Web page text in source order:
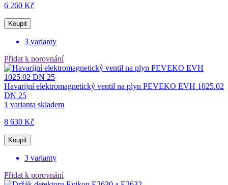
6 260 Kč
Koupit
3 varianty
Přidat k porovnání
Havarijní elektromagnetický ventil na plyn PEVEKO EVH 1025.02
DN 25
1 varianta skladem
8 630 Kč
Koupit
3 varianty
Přidat k porovnání